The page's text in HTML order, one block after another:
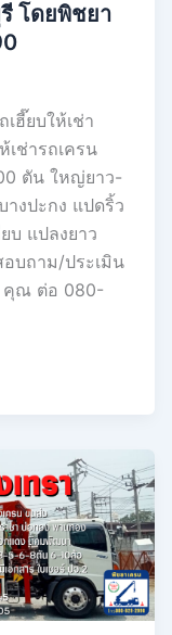
โดยพิชยา
ฮี๊ยบให้เช่า
เช่ารถเครน
ตัน ใหญ่ยาว-
างปะกง แปดริ้ว
บ แปลงยาว
บถาม/ประเมิน
คุณ ต่อ 080-